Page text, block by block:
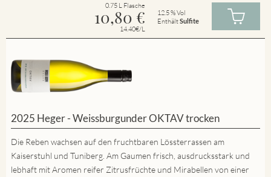
0.75 L Flasche
10,80 €
14.40€/L
12.5 % Vol
EnthältSulfite
2025 Heger - Weissburgunder OKTAV trocken
Die Reben wachsen auf den fruchtbaren Lössterrassen am
Kaiserstuhl und Tuniberg. Am Gaumen frisch, ausdrucksstark und
lebhaft mit Aromen reifer Zitrusfrüchte und Mirabellen von einer